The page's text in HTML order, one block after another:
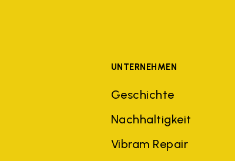
UNTERNEHMEN
Geschichte
Nachhaltigkeit
Vibram Repair